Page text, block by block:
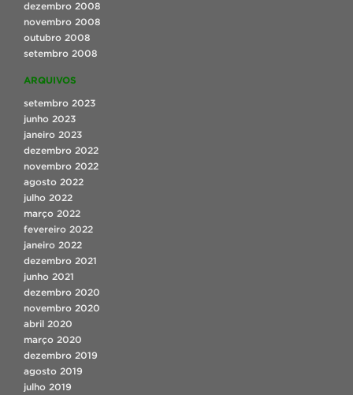
dezembro 2008
novembro 2008
outubro 2008
setembro 2008
ARQUIVOS
setembro 2023
junho 2023
janeiro 2023
dezembro 2022
novembro 2022
agosto 2022
julho 2022
março 2022
fevereiro 2022
janeiro 2022
dezembro 2021
junho 2021
dezembro 2020
novembro 2020
abril 2020
março 2020
dezembro 2019
agosto 2019
julho 2019